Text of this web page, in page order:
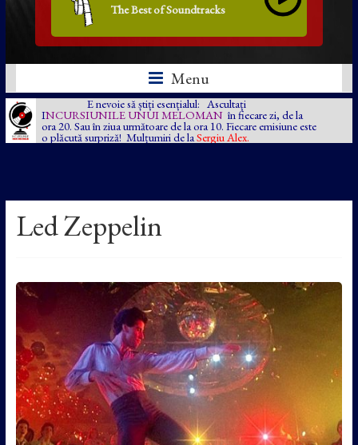
The Best of Soundtracks
Menu
E nevoie să știți esențialul: Ascultați
INCURSIUNILE UNUI MELOMAN în fiecare zi, de la
ora 20. Sau în ziua următoare de la ora 10. Fiecare emisiune este
o plăcută surpriză! Mulțumiri de la Sergiu Alex.
Led Zeppelin